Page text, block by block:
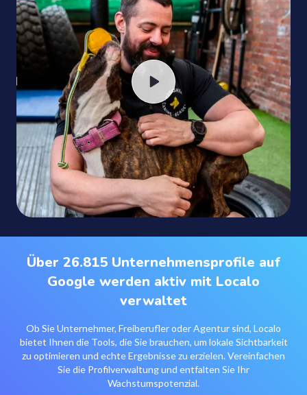
Über 26.815 Unternehmensprofile auf
Google werden aktiv mit Localo
verwaltet
Ob Sie Unternehmer, Freiberufler oder Agentur sind, Localo
bietet Ihnen die Tools, die Sie brauchen, um lokale Sichtbarkeit
zu optimieren und echte Ergebnisse zu erzielen. Vereinfachen
Sie die Profilverwaltung und entfalten Sie Ihr
Wachstumspotenzial.